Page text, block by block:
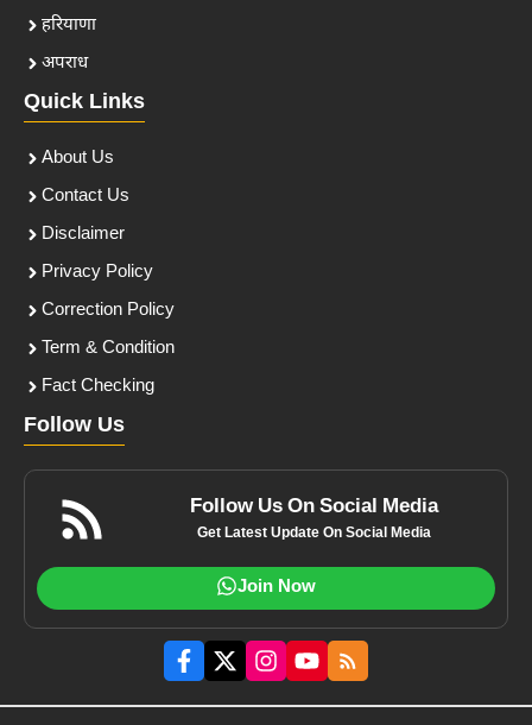
हरियाणा
अपराध
Quick Links
About Us
Contact Us
Disclaimer
Privacy Policy
Correction Policy
Term & Condition
Fact Checking
Follow Us
Follow Us On Social Media
Get Latest Update On Social Media
Join Now